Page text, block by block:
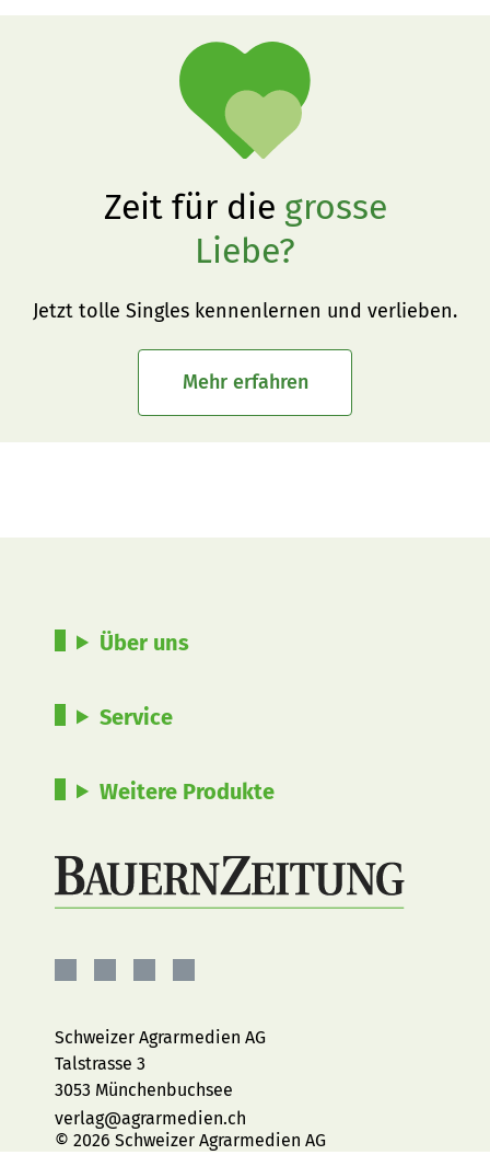
Zeit für die grosse
Liebe?
Jetzt tolle Singles kennenlernen und verlieben.
Mehr erfahren
Über uns
Service
Weitere Produkte
Facebook
Instagram
YouTubeLinkedIn
Schweizer Agrarmedien AG
Talstrasse 3
3053 Münchenbuchsee
verlag@agrarmedien.ch
© 2026 Schweizer Agrarmedien AG